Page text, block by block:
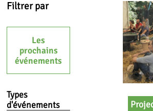
Filtrer par
Les
prochains
événements
Types
d'événements